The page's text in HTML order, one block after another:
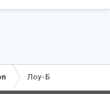
Лоу-Б